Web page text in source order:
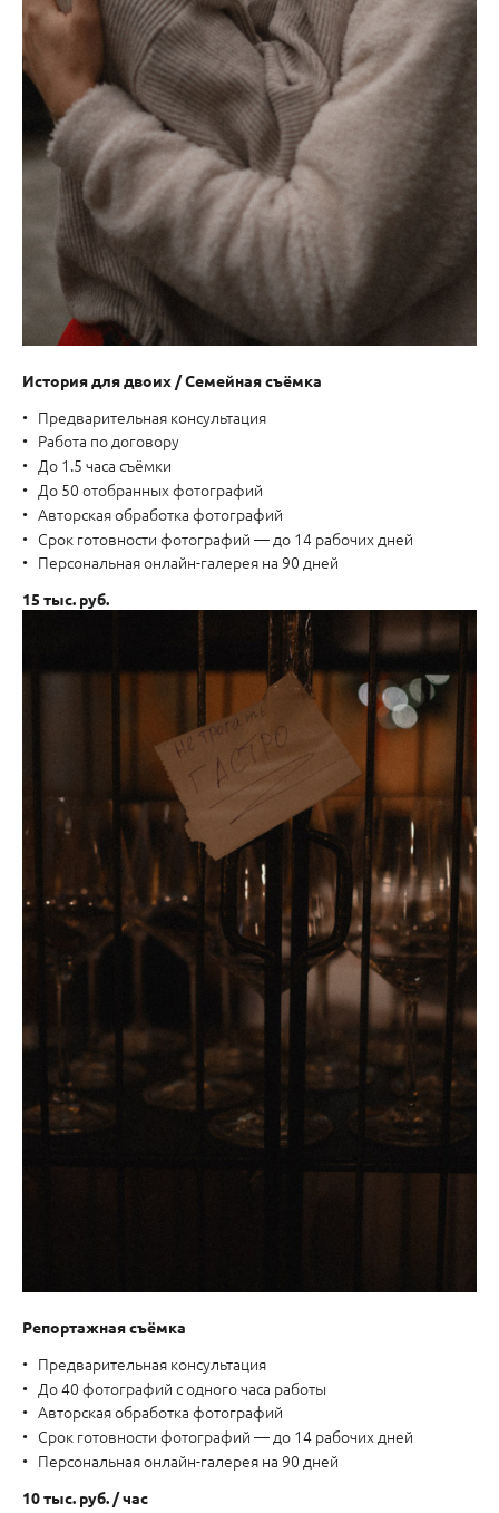
История для двоих / Семейная съёмка
Предварительная консультация
Работа по договору
До 1.5 часа съёмки
До 50 отобранных фотографий
Авторская обработка фотографий
Срок готовности фотографий — до 14 рабочих дней
Персональная онлайн-галерея на 90 дней
15 тыс. руб.
Репортажная съёмка
Предварительная консультация
До 40 фотографий с одного часа работы
Авторская обработка фотографий
Срок готовности фотографий — до 14 рабочих дней
Персональная онлайн-галерея на 90 дней
10 тыс. руб. / час